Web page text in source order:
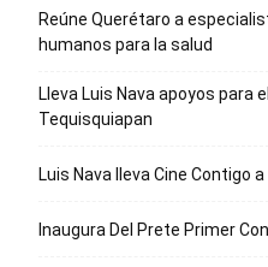
Reúne Querétaro a
humanos para la salud
Lleva Luis Nava apoyos para
Tequisquiapan
Luis Nava lleva Cine Contigo
Inaugura Del Prete Primer